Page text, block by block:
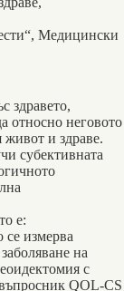
Медицински
здравето,
относно неговото
живот и здраве.
субективната
е:
измерва
на
с
QOL-CS